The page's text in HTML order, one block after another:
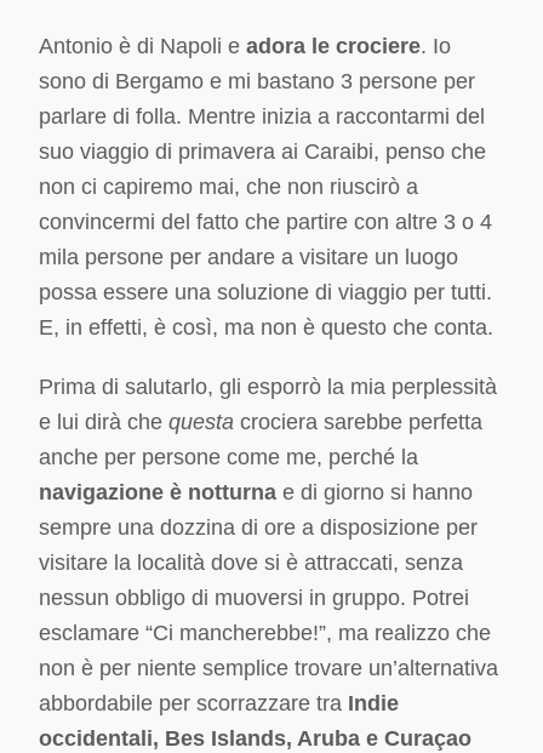
Antonio è di Napoli eadora le crociere. Io
sono di Bergamo e mi bastano 3 persone per
parlare di folla. Mentre inizia a raccontarmi del
suo viaggio di primavera ai Caraibi, penso che
non ci capiremo mai, che non riuscirò a
convincermi del fatto che partire con altre 3 o 4
mila persone per andare a visitare un luogo
possa essere una soluzione di viaggio per tutti.
E, in effetti, è così, ma non è questo che conta.
Prima di salutarlo, gli esporrò la mia perplessità
e lui dirà chequesta crociera sarebbe perfetta
anche per persone come me, perché la
navigazione è notturna e di giorno si hanno
sempre una dozzina di ore a disposizione per
visitare la località dove si è attraccati, senza
nessun obbligo di muoversi in gruppo. Potrei
esclamare “Ci mancherebbe!”, ma realizzo che
non è per niente semplice trovare un’alternativa
abbordabile per scorrazzare tra Indie
occidentali, Bes Islands, Aruba e Curaçao